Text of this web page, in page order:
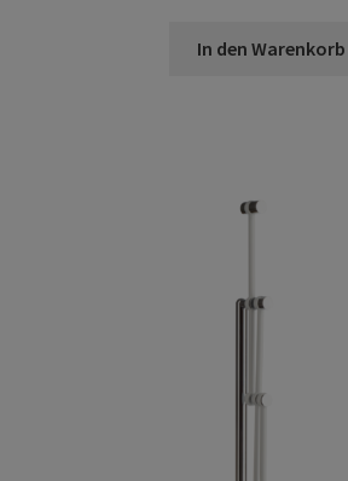
In den Warenkorb